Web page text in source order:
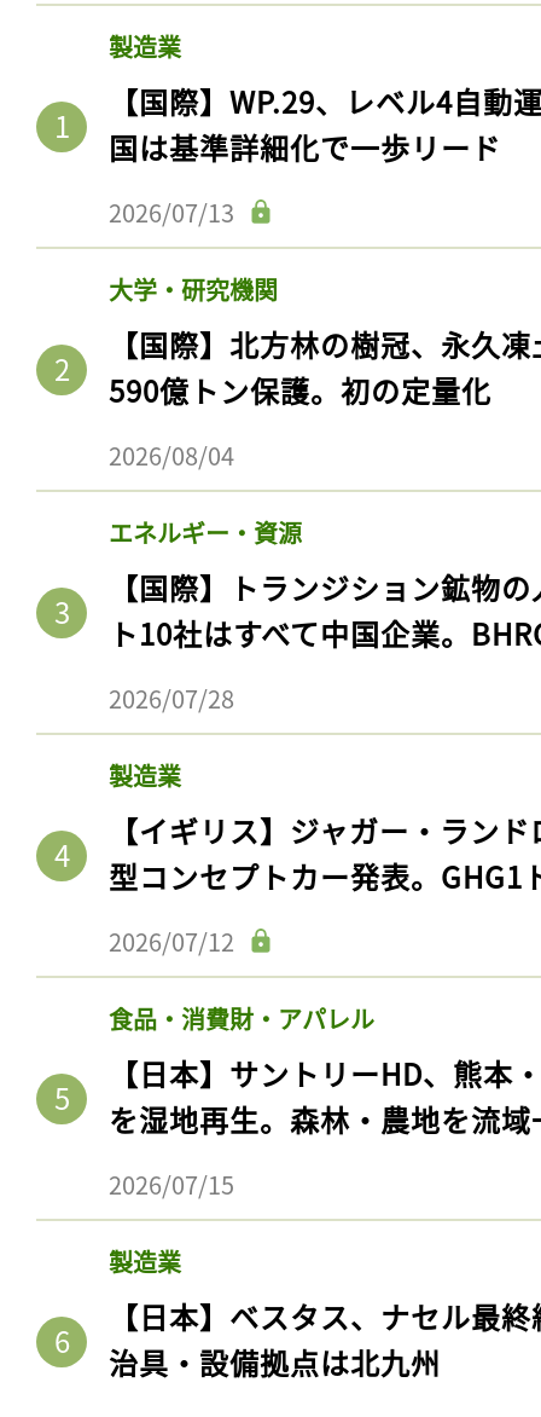
製造業
【国際】WP.29、レベル4自動
国は基準詳細化で一歩リード
2026/07/13
大学・研究機関
【国際】北方林の樹冠、永久
590億トン保護。初の定量化
2026/08/04
エネルギー・資源
【国際】トランジション鉱物
ト10社はすべて中国企業。
2026/07/28
製造業
【イギリス】ジャガー・ラン
型コンセプトカー発表。GHG1
2026/07/12
食品・消費財・アパレル
【日本】サントリーHD、熊本
を湿地再生。森林・農地を流
2026/07/15
製造業
【日本】ベスタス、ナセル最
治具・設備拠点は北九州